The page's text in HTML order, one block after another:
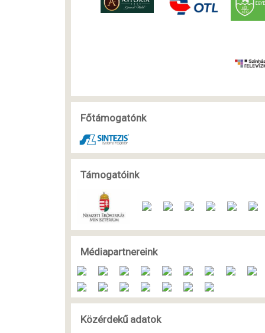
Főtámogatónk
Támogatóink
Médiapartnereink
Közérdekű adatok